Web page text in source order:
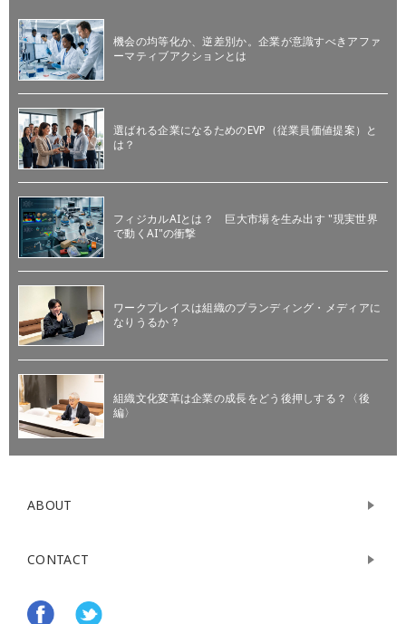
機会の均等化か、逆差別か。企業が意識すべきアファ
ーマティブアクションとは
選ばれる企業になるためのEVP（従業員価値提案）と
は？
フィジカルAIとは？ 巨大市場を生み出す "現実世界
で動くAI"の衝撃
ワークプレイスは組織のブランディング・メディアに
なりうるか？
組織文化変革は企業の成長をどう後押しする？〈後
編〉
ABOUT
CONTACT